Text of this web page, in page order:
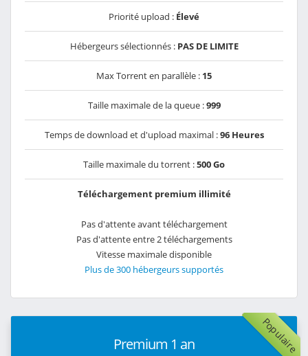
Priorité upload : Élevé
Hébergeurs sélectionnés : PAS DE LIMITE
Max Torrent en parallèle : 15
Taille maximale de la queue :999
Temps de download et d'upload maximal :96 Heures
Taille maximale du torrent :500 Go
Téléchargement premium illimité
Pas d'attente avant téléchargement
Pas d'attente entre 2 téléchargements
Vitesse maximale disponible
Plus de 300 hébergeurs supportés
Populaire
Premium 1 an